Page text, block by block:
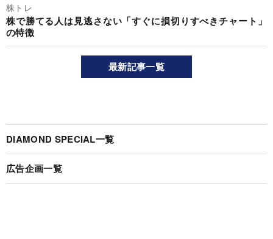
株トレ
株で勝てる人は見逃さない「すぐに損切りすべきチャート」
の特徴
最新記事一覧
DIAMOND SPECIAL一覧
広告企画一覧